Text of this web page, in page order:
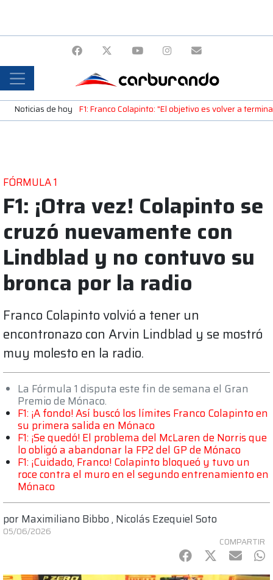
Noticias de hoy F1: Franco Colapinto: "El objetivo es volver a
FÓRMULA 1
F1: ¡Otra vez! Colapinto se
cruzó nuevamente con
Lindblad y no contuvo su
bronca por la radio
Franco Colapinto volvió a tener un
encontronazo con Arvin Lindblad y se mostró
muy molesto en la radio.
La Fórmula 1 disputa este fin de semana el Gran
Premio de Mónaco.
F1: ¡A fondo! Así buscó los límites Franco Colapinto en
su primera salida en Mónaco
F1: ¡Se quedó! El problema del McLaren de Norris que
lo obligó a abandonar la FP2 del GP de Mónaco
F1: ¡Cuidado, Franco! Colapinto bloqueó y tuvo un
roce contra el muro en el segundo entrenamiento en
Mónaco
por Maximiliano Bibbo, Nicolás Ezequiel Soto
05/06/2026
COMPARTIR
Facebook
Twitter
mail